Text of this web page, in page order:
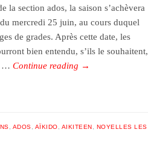
la section ados, la saison s’achèvera
mercredi 25 juin, au cours duquel
de grades. Après cette date, les
bien entendu, s’ils le souhaitent,
…Continue reading →
, ADOS, AÏKIDO, AIKITEEN , NOYELLES LES